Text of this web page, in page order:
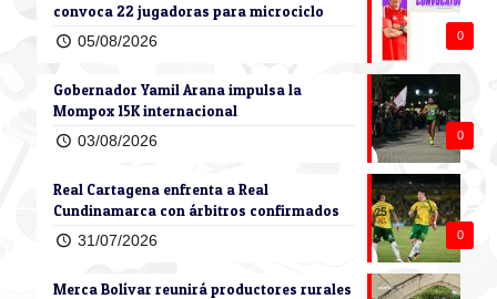
0
convoca 22 jugadoras para microciclo
05/08/2026
0
Gobernador Yamil Arana impulsa la
Mompox 15K internacional
03/08/2026
0
Real Cartagena enfrenta a Real
Cundinamarca con árbitros confirmados
31/07/2026
Merca Bolívar reunirá productores rurales